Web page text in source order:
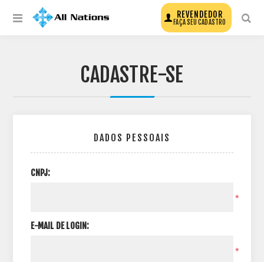
REVENDEDOR
FAÇA SEU CADASTRO
CADASTRE-SE
DADOS PESSOAIS
CNPJ:
*
E-MAIL DE LOGIN:
*